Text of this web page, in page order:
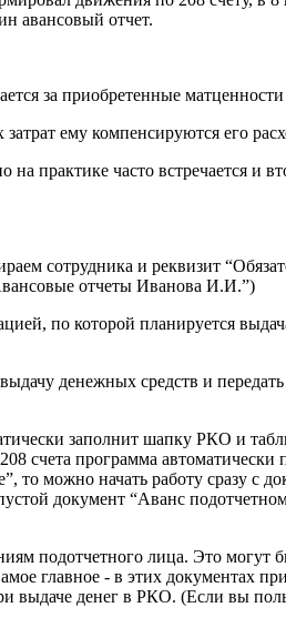
авансовый отчет.
за приобретенные
ему компенсируются его
практике часто встречается и
сотрудника и реквизит
отчеты Иванова И.И.”)
по которой планируется
денежных средств и
заполнит шапку РКО и
счета программа автоматически
то можно начать работу сразу с
документ “Аванс
подотчетного лица. Это могут
главное - в этих документах
денег в РКО. (Если вы